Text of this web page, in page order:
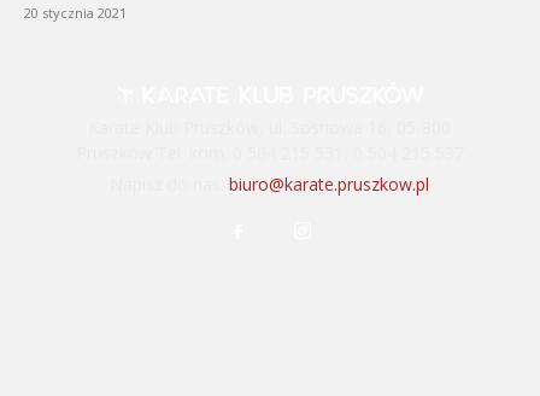
20 stycznia 2021
Napisz do nas:biuro@karate.pruszkow.pl